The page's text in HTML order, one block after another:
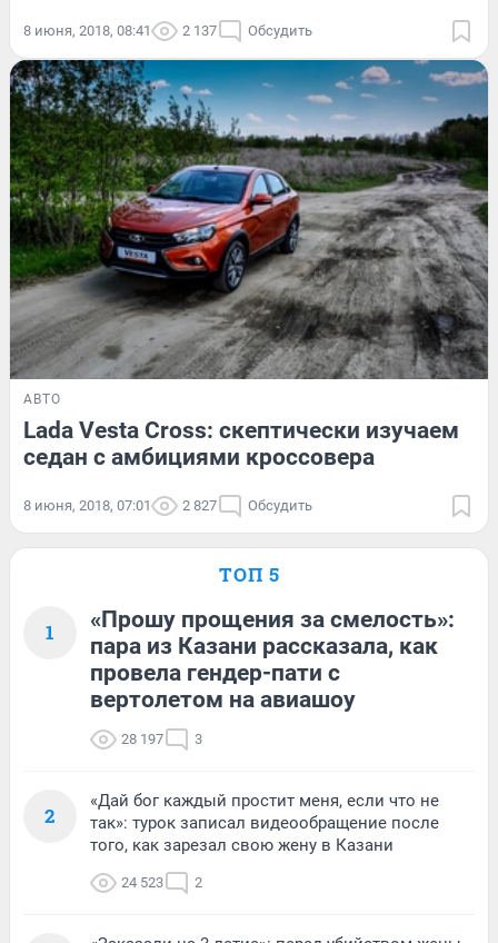
8 июня, 2018, 08:41 2 137 Обсудить
АВТО
Lada Vesta Cross: скептически изучаем
седан с амбициями кроссовера
8 июня, 2018, 07:01 2 827 Обсудить
ТОП 5
1
«Прошу прощения за смелость»:
пара из Казани рассказала, как
провела гендер-пати с
вертолетом на авиашоу
28 197 3
2
«Дай бог каждый простит меня, если что не
так»: турок записал видеообращение после
того, как зарезал свою жену в Казани
24 523 2